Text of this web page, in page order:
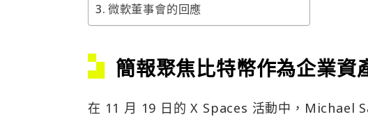
微軟董事會的回應
簡報聚焦比特幣作為企業資
在 11 月 19 日的 X Spaces 活動中，Michael